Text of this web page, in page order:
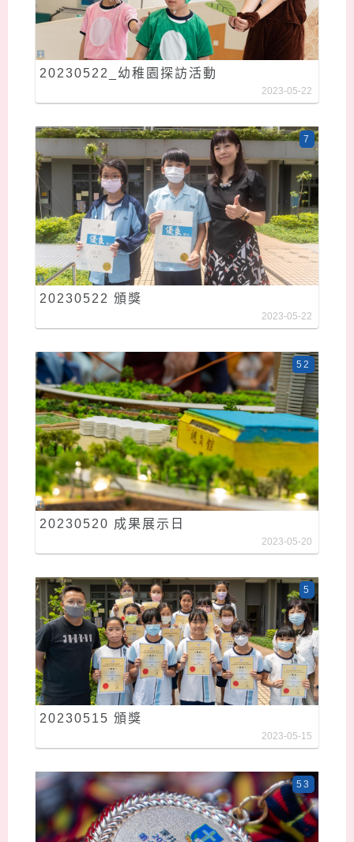
20230522_幼稚園探訪活動
2023-05-22
20230522 頒獎
7
2023-05-22
20230520 成果展示日
52
2023-05-20
20230515 頒獎
5
2023-05-15
53